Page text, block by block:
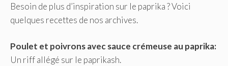
Besoin de plus d’inspiration sur le paprika ? Voici
quelques recettes de nos archives.
Poulet et poivrons avec sauce crémeuse au paprika:
Un riff allégé sur le paprikash.